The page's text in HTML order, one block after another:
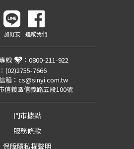
加好友 追蹤我們
線 ： 0800-211-922
(02)2755-7666
箱： cs@sinyi.com.tw
信義區信義路五段100號
門市據點
服務條款
保障隱私權聲明